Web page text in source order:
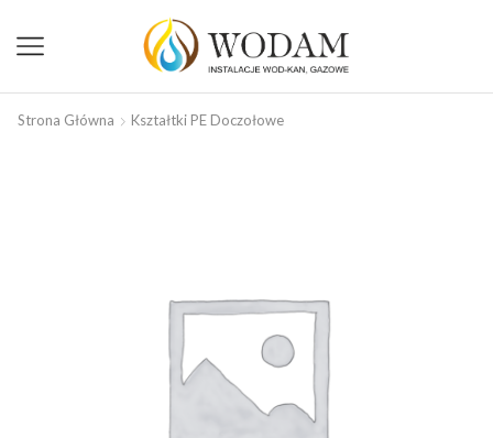
Strona Główna Kształtki PE Doczołowe